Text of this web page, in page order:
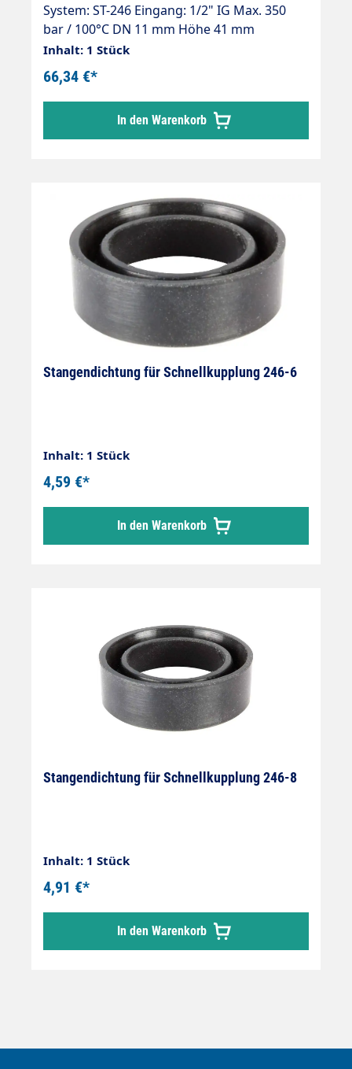
System: ST-246 Eingang: 1/2" IG Max. 350
bar / 100°C DN 11 mm Höhe 41 mm
Material: Edelstahl Kompatibel zu
bestehenden Kupplungssystemen SPHC8
Inhalt: 1 Stück
66,34 €*
In den Warenkorb
Stangendichtung für Schnellkupplung 246-6
Inhalt: 1 Stück
4,59 €*
In den Warenkorb
Stangendichtung für Schnellkupplung 246-8
Inhalt: 1 Stück
4,91 €*
In den Warenkorb